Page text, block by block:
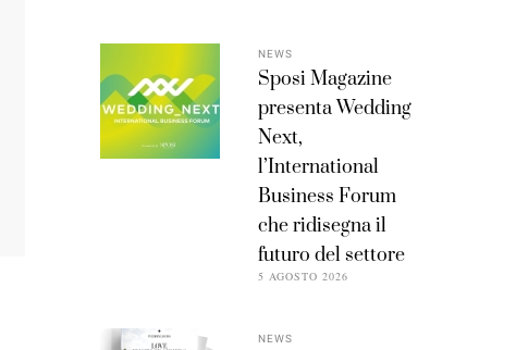
NEWS
Sposi Magazine
presenta Wedding
Next,
l’International
Business Forum
che ridisegna il
futuro del settore
5 AGOSTO 2026
NEWS